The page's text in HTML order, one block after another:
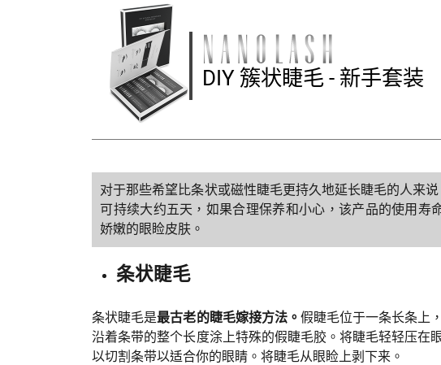
DIY 簇状睫毛 - 新手套装
对于那些希望比条状或磁性睫毛更持久地延长睫毛的人来
可持续大约五天，如果合理保养和小心，该产品的使用寿
娇嫩的眼睑皮肤。
条状睫毛
条状睫毛是最古老的睫毛嫁接方法。 假睫毛位于一条长条上
沿着条带的整个长度涂上特殊的假睫毛胶。将睫毛轻轻压在
以切割条带以适合你的眼睛。将睫毛从眼睑上剥下来。